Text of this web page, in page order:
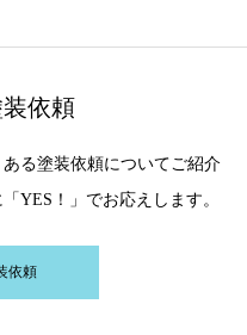
依頼
る塗装依頼についてご紹介
YES！」でお応えします。
依頼